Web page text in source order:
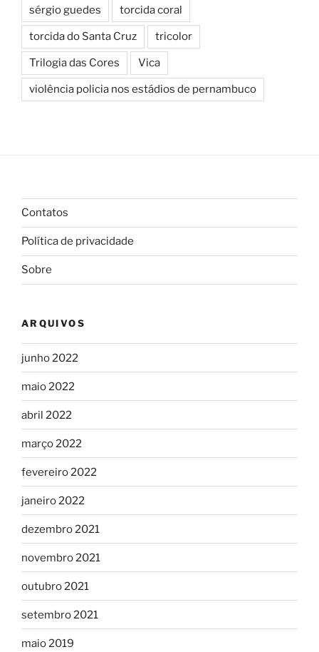
sérgio guedes torcida coral
torcida do Santa Cruz tricolor
Trilogia das Cores Vica
violência policia nos estádios de pernambuco
Contatos
Política de privacidade
Sobre
ARQUIVOS
junho 2022
maio 2022
abril 2022
março 2022
fevereiro 2022
janeiro 2022
dezembro 2021
novembro 2021
outubro 2021
setembro 2021
maio 2019